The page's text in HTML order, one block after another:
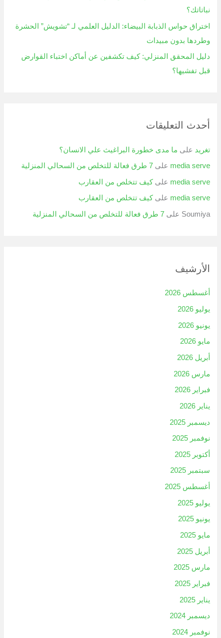
نباتاتك؟
اختراق حواس الذبابة البيضاء: الدليل العلمي لـ “تشويش” الحشرة
وطردها بدون مبيدات
دليل المحقق المنزلي: كيف تكشفين عن أماكن اختباء القوارض
قبل تفشيها؟
أحدث التعليقات
تغريد على ما مدى خطورة البراغيث علي الانسان؟
media serve على7 طرق فعالة للتخلص من السحالي المنزلية
media serve علىكيف تتخلص من العقارب
media serve علىكيف تتخلص من العقارب
Soumiya على7 طرق فعالة للتخلص من السحالي المنزلية
الأرشيف
أغسطس 2026
يوليو 2026
يونيو 2026
مايو 2026
أبريل 2026
مارس 2026
فبراير 2026
يناير 2026
ديسمبر 2025
نوفمبر 2025
أكتوبر 2025
سبتمبر 2025
أغسطس 2025
يوليو 2025
يونيو 2025
مايو 2025
أبريل 2025
مارس 2025
فبراير 2025
يناير 2025
ديسمبر 2024
نوفمبر 2024